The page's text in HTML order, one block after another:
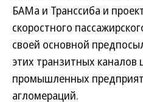
БАМа и Транссиба и
скоростного
своей основной
этих транзитных каналов
промышленных
агломераций.